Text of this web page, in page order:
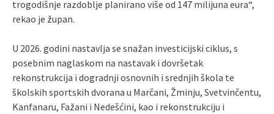
trogodišnje razdoblje planirano više od 147 milijuna eura“,
rekao je župan.
U 2026. godini nastavlja se snažan investicijski ciklus, s
posebnim naglaskom na nastavak i dovršetak
rekonstrukcija i dogradnji osnovnih i srednjih škola te
školskih sportskih dvorana u Marčani, Žminju, Svetvinčentu,
Kanfanaru, Fažani i Nedešćini, kao i rekonstrukciju i